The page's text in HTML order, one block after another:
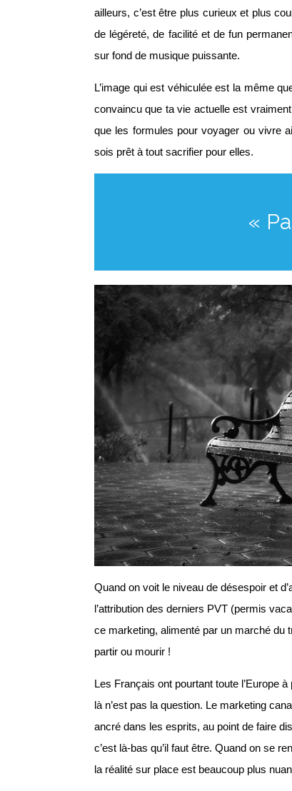
ailleurs, c’est être plus curieux et plus
de légéreté, de facilité et de fun
sur fond de musique puissante.
L’image qui est véhiculée est la même
convaincu que ta vie actuelle est
que les formules pour voyager ou vivre
sois prêt à tout sacrifier pour elles.
«
Quand on voit le niveau de désespoir et
l’attribution des derniers PVT (permis
ce marketing, alimenté par un marché du
partir ou mourir !
Les Français ont pourtant toute l’Europe
là n’est pas la question. Le marketing
ancré dans les esprits, au point de faire
c’est là-bas qu’il faut être. Quand on se
la réalité sur place est beaucoup plus